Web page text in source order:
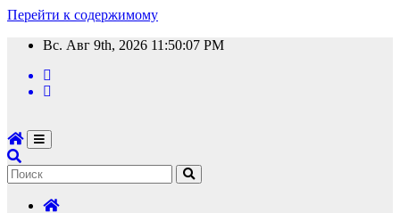
Перейти к содержимому
Вс. Авг 9th, 2026 11:50:08 PM